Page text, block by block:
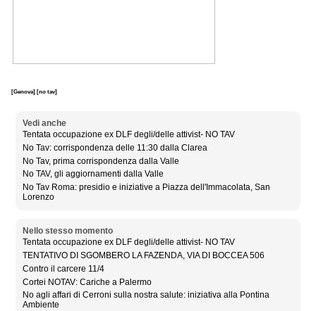
[Genova] [no tav]
Vedi anche
Tentata occupazione ex DLF degli/delle attivist- NO TAV
No Tav: corrispondenza delle 11:30 dalla Clarea
No Tav, prima corrispondenza dalla Valle
No TAV, gli aggiornamenti dalla Valle
No Tav Roma: presidio e iniziative a Piazza dell'Immacolata, San
Lorenzo
Nello stesso momento
Tentata occupazione ex DLF degli/delle attivist- NO TAV
TENTATIVO DI SGOMBERO LA FAZENDA, VIA DI BOCCEA 506
Contro il carcere 11/4
Cortei NOTAV: Cariche a Palermo
No agli affari di Cerroni sulla nostra salute: iniziativa alla Pontina
Ambiente